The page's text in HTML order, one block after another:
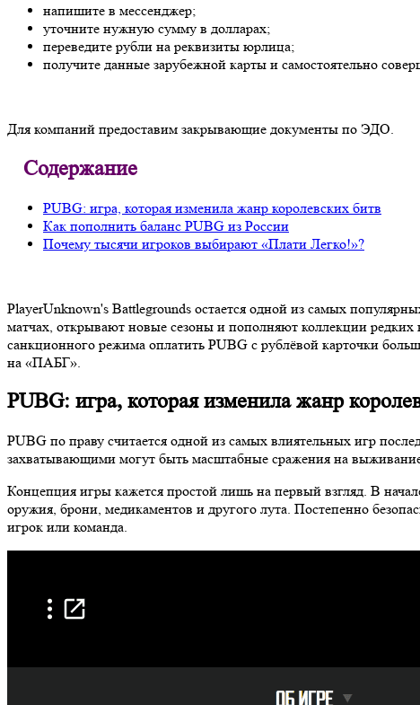
напишите в мессенджер;
уточните нужную сумму в долларах;
переведите рубли на реквизиты юрлица;
получите данные зарубежной карты и самостоятельно
Для компаний предоставим закрывающие документы по ЭДО.
Содержание
PUBG: игра, которая изменила жанр королевских битв
Как пополнить баланс PUBG из России
Почему тысячи игроков выбирают «Плати Легко!»?
PlayerUnknown's Battlegrounds остается одной из самых
матчах, открывают новые сезоны и пополняют коллекции редких
санкционного режима оплатить PUBG с рублёвой карточки
на «ПАБГ».
PUBG: игра, которая изменила жанр
PUBG по праву считается одной из самых влиятельных игр
захватывающими могут быть масштабные сражения на
Концепция игры кажется простой лишь на первый взгляд. В
оружия, брони, медикаментов и другого лута. Постепенно
игрок или команда.